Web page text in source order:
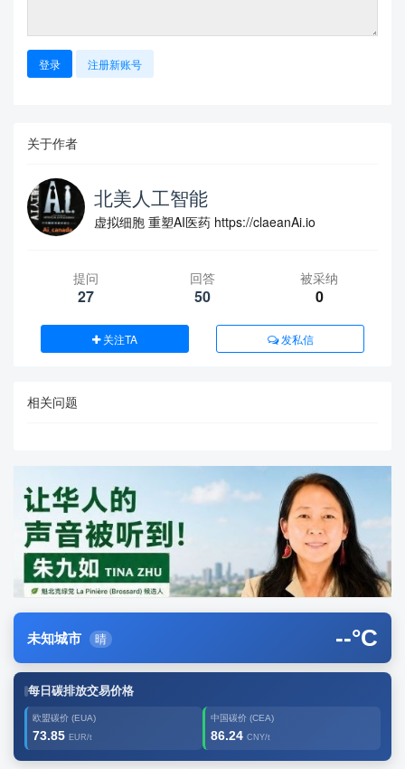
登录 注册新账号
关于作者
北美人工智能
虚拟细胞 重塑AI医药 https://claeanAi.io
提问
27
回答
50
被采纳
0
关注TA 发私信
相关问题
未知城市 晴 --°C
每日碳排放交易价格
欧盟碳价 (EUA)
73.85 EUR/t
中国碳价 (CEA)
86.24 CNY/t